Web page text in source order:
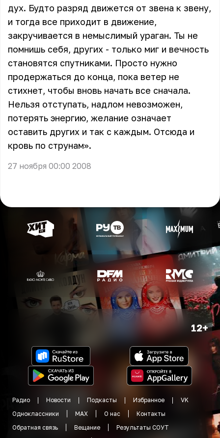
дух. Будто разряд движется от звена к звену,
и тогда все приходит в движение,
закручивается в немыслимый ураган. Ты не
помнишь себя, других - только миг и вечность
становятся спутниками. Просто нужно
продержаться до конца, пока ветер не
стихнет, чтобы вновь начать все сначала.
Нельзя отступать, надлом невозможен,
потерять энергию, желание означает
оставить других и так с каждым. Отсюда и
кровь по струнам».
27 ноября 00:00 2008
12+
Радио Новости Подкасты Избранное
VK
Одноклассники
MAX О нас
Контакты
Обратная связь
Вещание
Результаты СОУТ